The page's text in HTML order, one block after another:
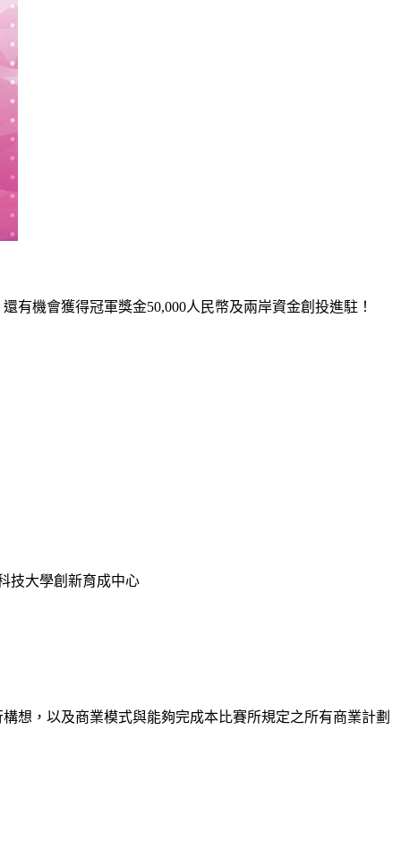
有機會獲得冠軍獎金50,000人民幣及兩岸資金創投進駐！
技大學創新育成中心
想，以及商業模式與能夠完成本比賽所規定之所有商業計劃